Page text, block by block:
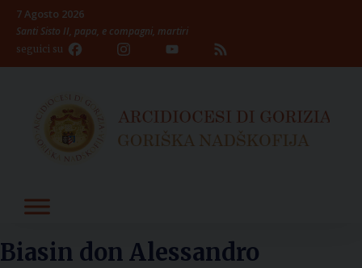
Skip
content
7 Agosto 2026
Santi Sisto II, papa, e compagni, martiri
seguici su Facebook InstagramYouTube
Channel
Biasin don Alessandro